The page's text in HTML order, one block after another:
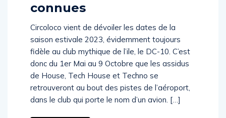
connues
Circoloco vient de dévoiler les dates de la
saison estivale 2023, évidemment toujours
fidèle au club mythique de l’ile, le DC-10. C’est
donc du 1er Mai au 9 Octobre que les assidus
de House, Tech House et Techno se
retrouveront au bout des pistes de l’aéroport,
dans le club qui porte le nom d’un avion. […]